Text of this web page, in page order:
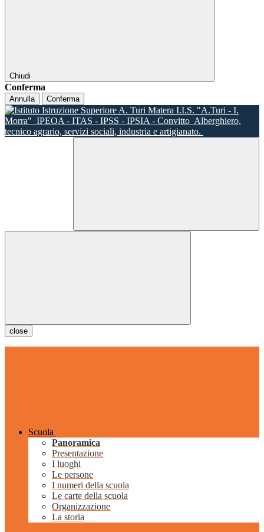
Chiudi
Conferma
Annulla Conferma
I.I.S. "A.Turi - I.
Morra" IPEOA - ITAS - IPSS - IPSIA - Convitto Alberghiero,
tecnico agrario, servizi sociali, industria e artigianato.
close
Scuola
Panoramica
Presentazione
I luoghi
Le persone
I numeri della scuola
Le carte della scuola
Organizzazione
La storia